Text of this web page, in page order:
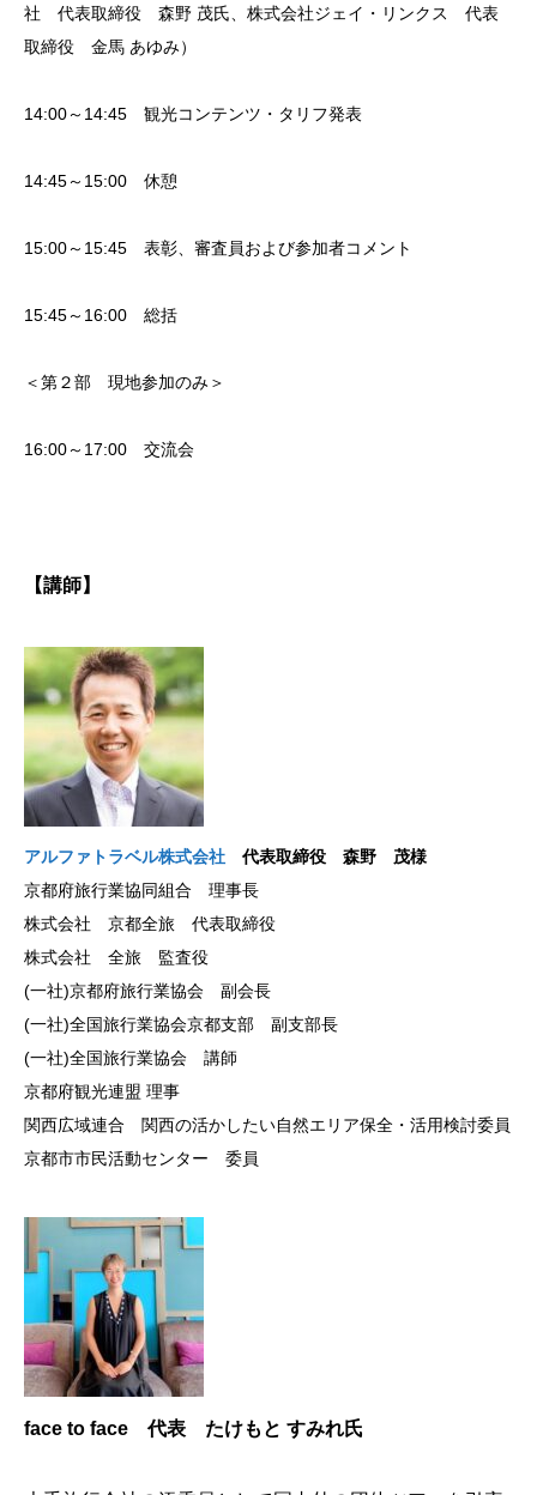
社 代表取締役 森野 茂氏、株式会社ジェイ・リンクス 代表
取締役 金馬 あゆみ）
14:00～14:45 観光コンテンツ・タリフ発表
14:45～15:00 休憩
15:00～15:45 表彰、審査員および参加者コメント
15:45～16:00 総括
＜第２部 現地参加のみ＞
16:00～17:00 交流会
【講師】
アルファトラベル株式会社 代表取締役 森野 茂様
京都府旅行業協同組合 理事長
株式会社 京都全旅 代表取締役
株式会社 全旅 監査役
(一社)京都府旅行業協会 副会長
(一社)全国旅行業協会京都支部 副支部長
(一社)全国旅行業協会 講師
京都府観光連盟 理事
関西広域連合 関西の活かしたい自然エリア保全・活用検討委員
京都市市民活動センター 委員
face to face 代表 たけもと すみれ氏